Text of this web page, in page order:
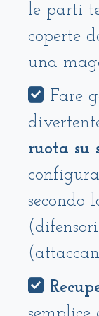
le parti
coperte
una
Fare
ruota su
secondo